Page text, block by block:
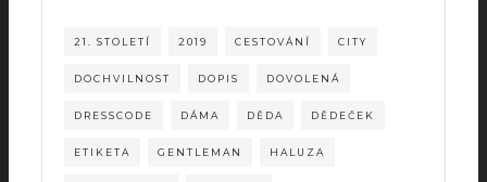
21. STOLETÍ 2019 CESTOVÁNÍ CITY
DOCHVILNOST DOPIS DOVOLENÁ
DRESSCODE DÁMA DĚDA DĚDEČEK
ETIKETA GENTLEMAN HALUZA